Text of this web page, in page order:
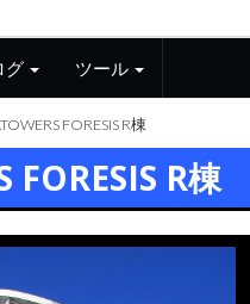
グ ツール
FORESIS R棟
FORESIS R棟